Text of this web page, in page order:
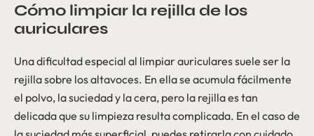
Cómo limpiar la rejilla de los
auriculares
Una dificultad especial al limpiar auriculares suele ser la
rejilla sobre los altavoces. En ella se acumula fácilmente
el polvo, la suciedad y la cera, pero la rejilla es tan
delicada que su limpieza resulta complicada. En el caso de